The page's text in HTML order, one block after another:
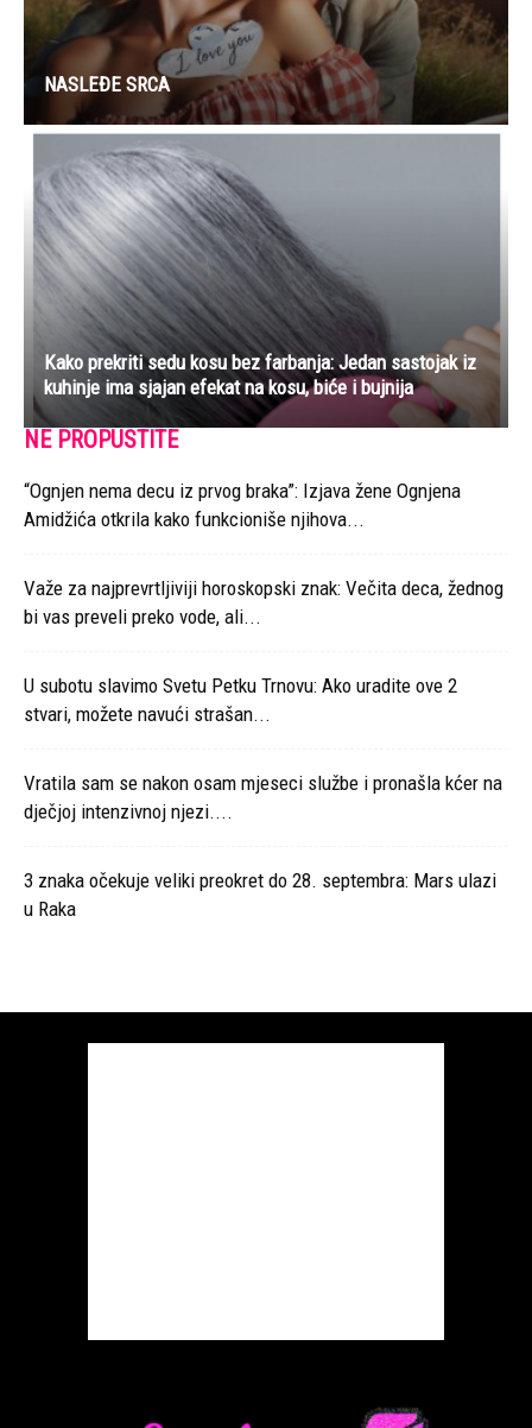
NASLEĐE SRCA
Kako prekriti sedu kosu bez farbanja: Jedan sastojak iz
kuhinje ima sjajan efekat na kosu, biće i bujnija
NE PROPUSTITE
“Ognjen nema decu iz prvog braka”: Izjava žene Ognjena
Amidžića otkrila kako funkcioniše njihova...
Važe za najprevrtljiviji horoskopski znak: Večita deca, žednog
bi vas preveli preko vode, ali...
U subotu slavimo Svetu Petku Trnovu: Ako uradite ove 2
stvari, možete navući strašan...
Vratila sam se nakon osam mjeseci službe i pronašla kćer na
dječjoj intenzivnoj njezi....
3 znaka očekuje veliki preokret do 28. septembra: Mars ulazi
u Raka